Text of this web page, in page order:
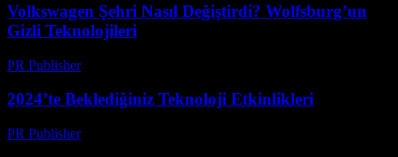
Volkswagen Şehri Nasıl Değiştirdi? Wolfsburg’un
Gizli Teknolojileri
PR Publisher-
2024’te Beklediğiniz Teknoloji Etkinlikleri
PR Publisher-